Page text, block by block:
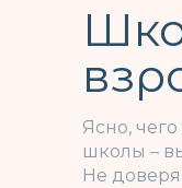
Ясно,
школы –
Не